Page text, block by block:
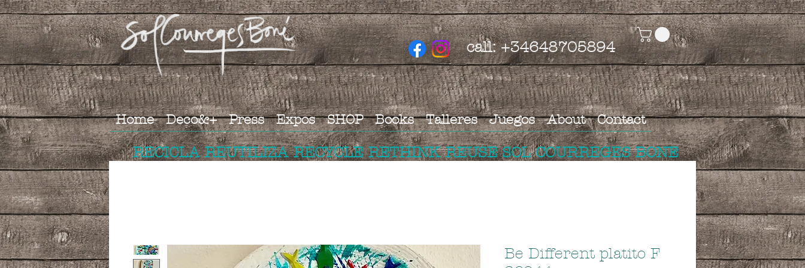
call: +34648705894
Home Deco&+ Press Expos SHOP Books Talleres Juegos About Contact
RECICLA REUTILIZA RECYCLE RETHINK REUSE SOL COURREGES BONE
Be Different platito F